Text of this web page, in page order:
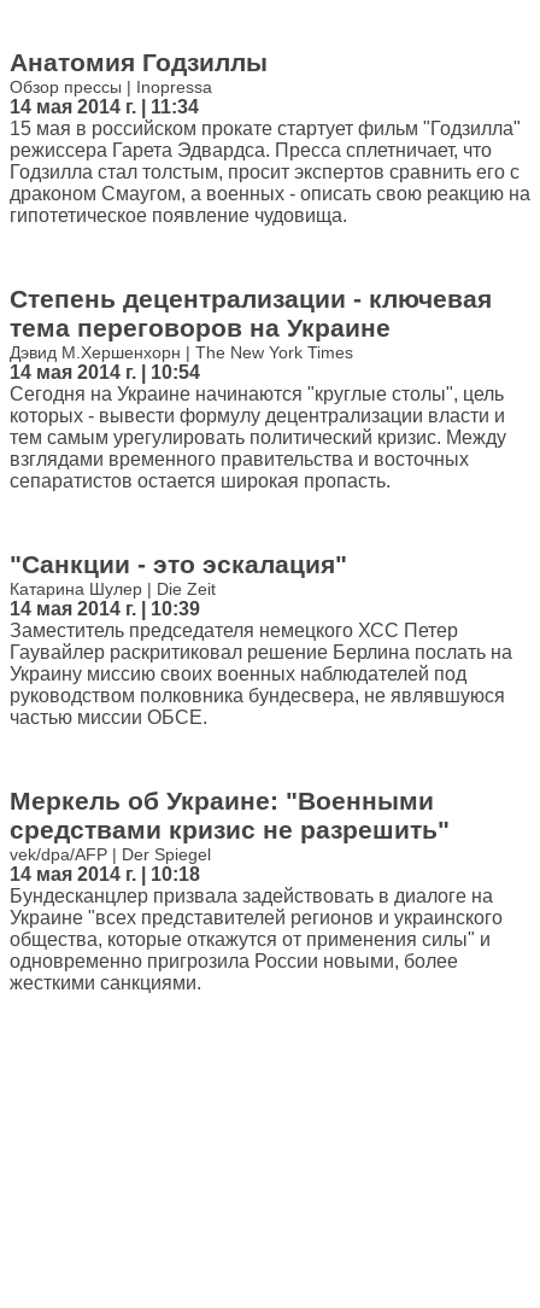
Анатомия Годзиллы
Обзор прессы | Inopressa
14 мая 2014 г. | 11:34
15 мая в российском прокате стартует фильм "Годзилла"
режиссера Гарета Эдвардса. Пресса сплетничает, что
Годзилла стал толстым, просит экспертов сравнить его с
драконом Смаугом, а военных - описать свою реакцию на
гипотетическое появление чудовища.
Степень децентрализации - ключевая
тема переговоров на Украине
Дэвид М.Хершенхорн | The New York Times
14 мая 2014 г. | 10:54
Сегодня на Украине начинаются "круглые столы", цель
которых - вывести формулу децентрализации власти и
тем самым урегулировать политический кризис. Между
взглядами временного правительства и восточных
сепаратистов остается широкая пропасть.
"Санкции - это эскалация"
Катарина Шулер | Die Zeit
14 мая 2014 г. | 10:39
Заместитель председателя немецкого ХСС Петер
Гаувайлер раскритиковал решение Берлина послать на
Украину миссию своих военных наблюдателей под
руководством полковника бундесвера, не являвшуюся
частью миссии ОБСЕ.
Меркель об Украине: "Военными
средствами кризис не разрешить"
vek/dpa/AFP | Der Spiegel
14 мая 2014 г. | 10:18
Бундесканцлер призвала задействовать в диалоге на
Украине "всех представителей регионов и украинского
общества, которые откажутся от применения силы" и
одновременно пригрозила России новыми, более
жесткими санкциями.